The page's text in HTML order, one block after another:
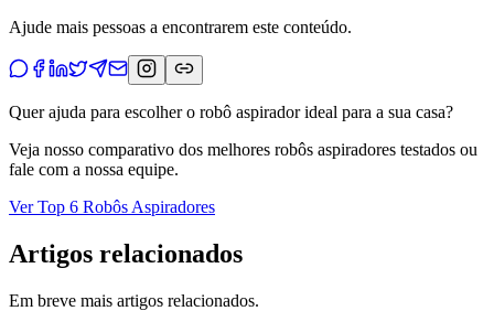
Ajude mais pessoas a encontrarem este conteúdo.
Quer ajuda para escolher o robô aspirador ideal para a sua casa?
Veja nosso comparativo dos melhores robôs aspiradores testados ou
fale com a nossa equipe.
Ver Top 6 Robôs Aspiradores
Artigos relacionados
Em breve mais artigos relacionados.